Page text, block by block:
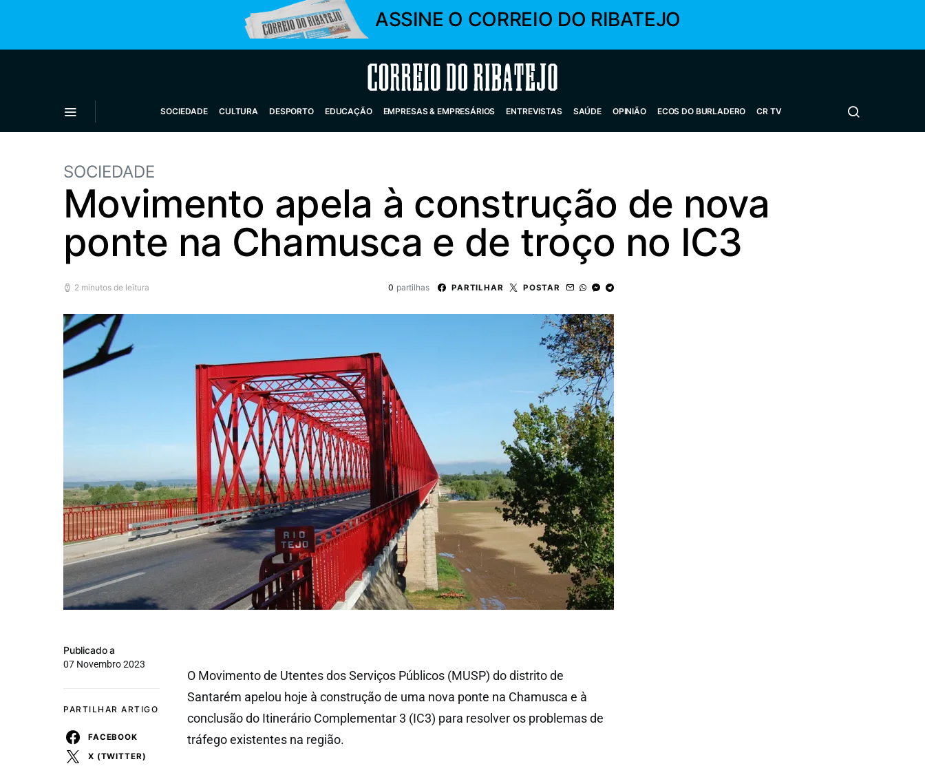
ASSINE O CORREIO DO RIBATEJO
Correio do Ribatejo
SOCIEDADE CULTURA DESPORTO EDUCAÇÃO EMPRESAS & EMPRESÁRIOS ENTREVISTAS SAÚDE OPINIÃO ECOS DO BURLADERO CR TV
SOCIEDADE
Movimento apela à construção de nova
ponte na Chamusca e de troço no IC3
2 minutos de leitura 0 partilhas PARTILHAR POSTAR
Publicado a
07 Novembro 2023
PARTILHAR ARTIGO
FACEBOOK
X (TWITTER)
O Movimento de Utentes dos Serviços Públicos (MUSP) do distrito de
Santarém apelou hoje à construção de uma nova ponte na Chamusca e à
conclusão do Itinerário Complementar 3 (IC3) para resolver os problemas de
tráfego existentes na região.